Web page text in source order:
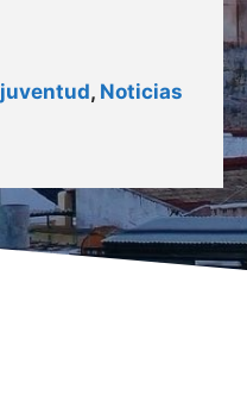
, Noticias